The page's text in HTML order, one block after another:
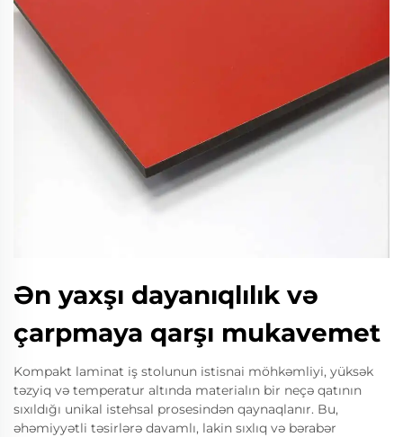
Ən yaxşı dayanıqlılık və
çarpmaya qarşı mukavemet
Kompakt laminat iş stolunun istisnai möhkəmliyi, yüksək
təzyiq və temperatur altında materialın bir neçə qatının
sıxıldığı unikal istehsal prosesindən qaynaqlanır. Bu,
əhəmiyyətli təsirlərə davamlı, lakin sıxlıq və bərabər